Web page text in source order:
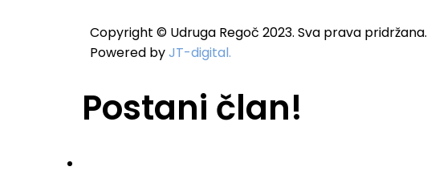
Copyright © Udruga Regoč 2023. Sva prava pridržana.
Powered byJT-digital.
Postani član!